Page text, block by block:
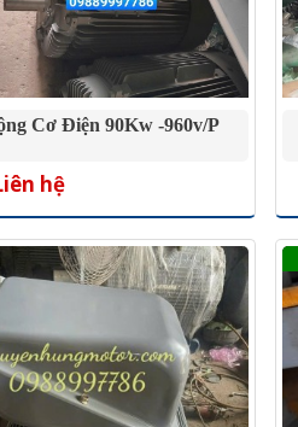
Cơ Điện 90Kw -960v/P
hệ